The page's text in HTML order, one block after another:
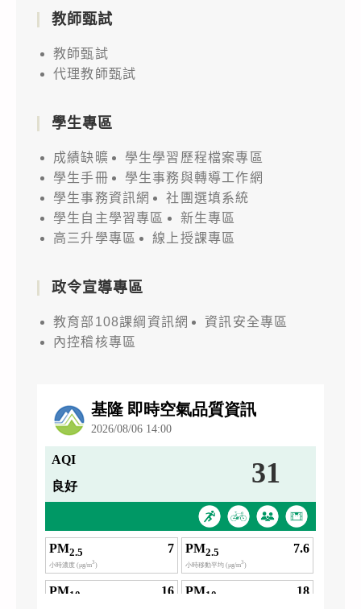
教師甄試
教師甄試
代理教師甄試
學生專區
成績缺曠
學生學習歷程檔案專區
學生手冊
學生事務與轉導工作網
學生事務資訊網
社團選填系統
學生自主學習專區
新生專區
高三升學專區
線上授課專區
政令宣導專區
教育部108課綱資訊網
資訊安全專區
內控稽核專區